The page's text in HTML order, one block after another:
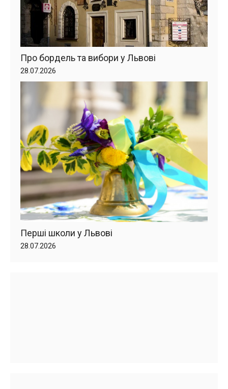
Про бордель та вибори у Львові
28.07.2026
Перші школи у Львові
28.07.2026